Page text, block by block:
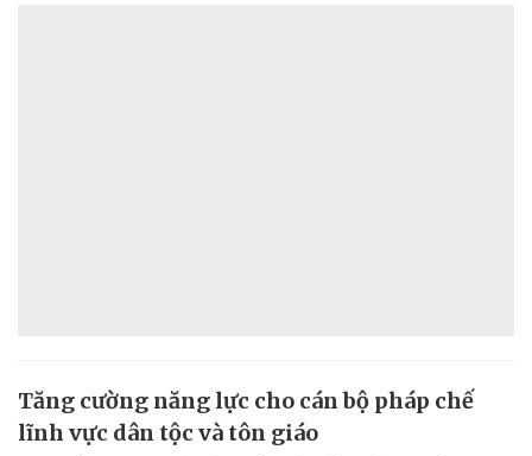
Tăng cường năng lực cho cán bộ pháp chế
lĩnh vực dân tộc và tôn giáo